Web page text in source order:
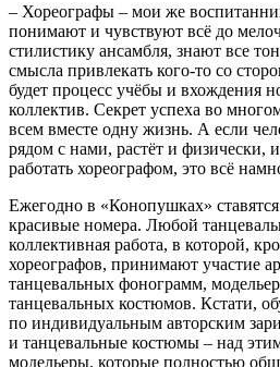
– Хореографы – мои же
понимают и чувствуют всё до
стилистику ансамбля, знают все
смысла привлекать кого-то со
будет процесс учёбы и вхождения
коллектив. Секрет успеха во
всем вместе одну жизнь. А если
рядом с нами, растёт и физически,
работать хореографом, это всё
Ежегодно в «Конопушках»
красивые номера. Любой
коллективная работа, в которой,
хореографов, принимают участие
танцевальных фонограмм,
танцевальных костюмов. Кстати,
по индивидуальным авторским
и танцевальные костюмы – над
модельеры, которые полностью